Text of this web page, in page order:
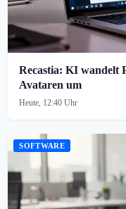
Recastia: KI wandelt
Avataren um
Heute, 12:40 Uhr
SOFTWARE